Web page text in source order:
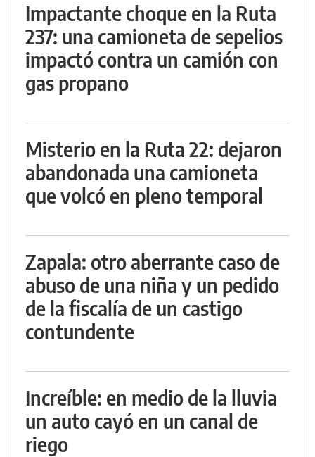
Impactante choque en la Ruta
237: una camioneta de sepelios
impactó contra un camión con
gas propano
Misterio en la Ruta 22: dejaron
abandonada una camioneta
que volcó en pleno temporal
Zapala: otro aberrante caso de
abuso de una niña y un pedido
de la fiscalía de un castigo
contundente
Increíble: en medio de la lluvia
un auto cayó en un canal de
riego